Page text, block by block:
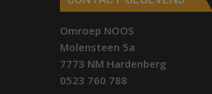
Omroep NOOS
Molensteen 5a
7773 NM Hardenberg
0523 760 788